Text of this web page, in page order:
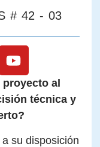
# 42 - 03
al
técnica y
su disposición